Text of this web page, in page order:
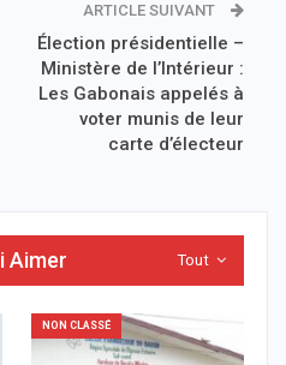
ARTICLE SUIVANT
Élection présidentielle –
Ministère de l’Intérieur :
Les Gabonais appelés à
voter munis de leur
carte d’électeur
Tout
Aimer
NON CLASSÉ